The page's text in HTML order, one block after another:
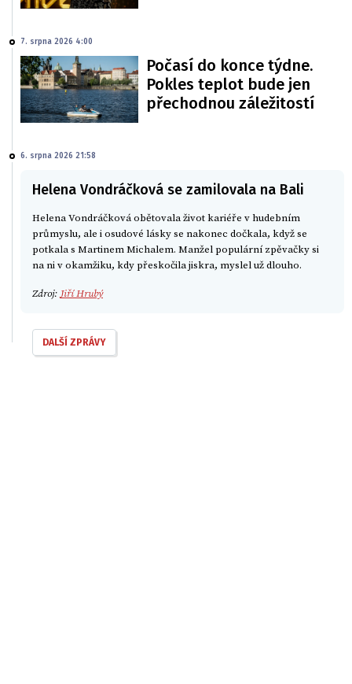
7. srpna 2026 4:00
Počasí do konce týdne.
Pokles teplot bude jen
přechodnou záležitostí
6. srpna 2026 21:58
Helena Vondráčková se zamilovala na Bali
Helena Vondráčková obětovala život kariéře v hudebním
průmyslu, ale i osudové lásky se nakonec dočkala, když se
potkala s Martinem Michalem. Manžel populární zpěvačky si
na ni v okamžiku, kdy přeskočila jiskra, myslel už dlouho.
Zdroj: Jiří Hrubý
DALŠÍ ZPRÁVY